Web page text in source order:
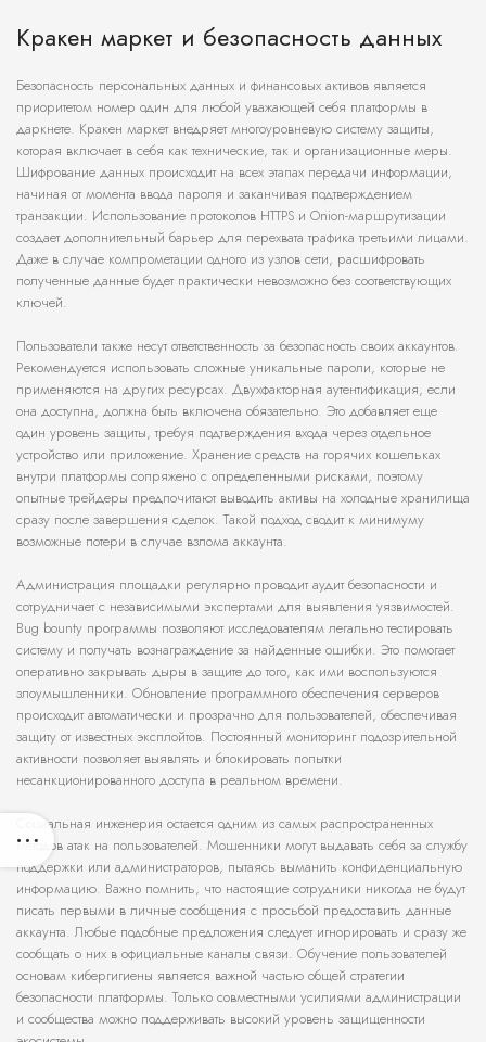
Кракен маркет и безопасность данных
Безопасность персональных данных и финансовых активов является
приоритетом номер один для любой уважающей себя платформы в
даркнете. Кракен маркет внедряет многоуровневую систему защиты,
которая включает в себя как технические, так и организационные меры.
Шифрование данных происходит на всех этапах передачи информации,
начиная от момента ввода пароля и заканчивая подтверждением
транзакции. Использование протоколов HTTPS и Onion-маршрутизации
создает дополнительный барьер для перехвата трафика третьими лицами.
Даже в случае компрометации одного из узлов сети, расшифровать
полученные данные будет практически невозможно без соответствующих
ключей.
Пользователи также несут ответственность за безопасность своих аккаунтов.
Рекомендуется использовать сложные уникальные пароли, которые не
применяются на других ресурсах. Двухфакторная аутентификация, если
она доступна, должна быть включена обязательно. Это добавляет еще
один уровень защиты, требуя подтверждения входа через отдельное
устройство или приложение. Хранение средств на горячих кошельках
внутри платформы сопряжено с определенными рисками, поэтому
опытные трейдеры предпочитают выводить активы на холодные хранилища
сразу после завершения сделок. Такой подход сводит к минимуму
возможные потери в случае взлома аккаунта.
Администрация площадки регулярно проводит аудит безопасности и
сотрудничает с независимыми экспертами для выявления уязвимостей.
Bug bounty программы позволяют исследователям легально тестировать
систему и получать вознаграждение за найденные ошибки. Это помогает
оперативно закрывать дыры в защите до того, как ими воспользуются
злоумышленники. Обновление программного обеспечения серверов
происходит автоматически и прозрачно для пользователей, обеспечивая
защиту от известных эксплойтов. Постоянный мониторинг подозрительной
активности позволяет выявлять и блокировать попытки
несанкционированного доступа в реальном времени.
Социальная инженерия остается одним из самых распространенных
методов атак на пользователей. Мошенники могут выдавать себя за службу
поддержки или администраторов, пытаясь выманить конфиденциальную
информацию. Важно помнить, что настоящие сотрудники никогда не будут
писать первыми в личные сообщения с просьбой предоставить данные
аккаунта. Любые подобные предложения следует игнорировать и сразу же
сообщать о них в официальные каналы связи. Обучение пользователей
основам кибергигиены является важной частью общей стратегии
безопасности платформы. Только совместными усилиями администрации
и сообщества можно поддерживать высокий уровень защищенности